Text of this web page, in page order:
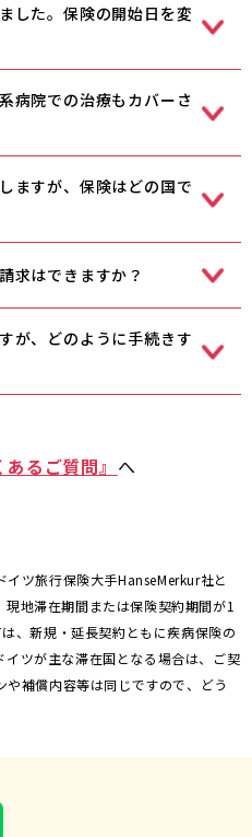
した。保険の開始日を変
病院での治療もカバーさ
ますが、保険はどの国で
求はできますか？
が、どのように手続きす
あるご質問』 へ
ツ旅行保険大手HanseMerkur社と
地滞在期間または保険契約期間が1
、新規・延長契約ともに疾病保険の
ツが主な滞在国となる場合は、ご契
補償内容等は同じですので、どう